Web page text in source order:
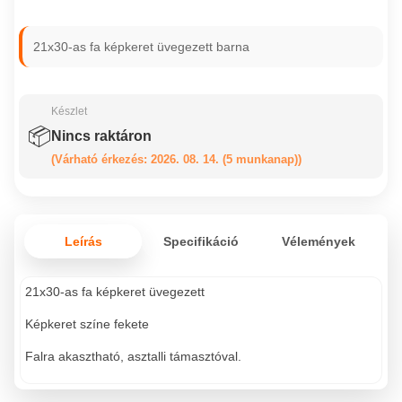
21x30-as fa képkeret üvegezett barna
📦
Készlet
Nincs raktáron
(Várható érkezés: 2026. 08. 14. (5 munkanap))
Leírás Specifikáció Vélemények
21x30-as fa képkeret üvegezett
Képkeret színe fekete
Falra akasztható, asztalli támasztóval.